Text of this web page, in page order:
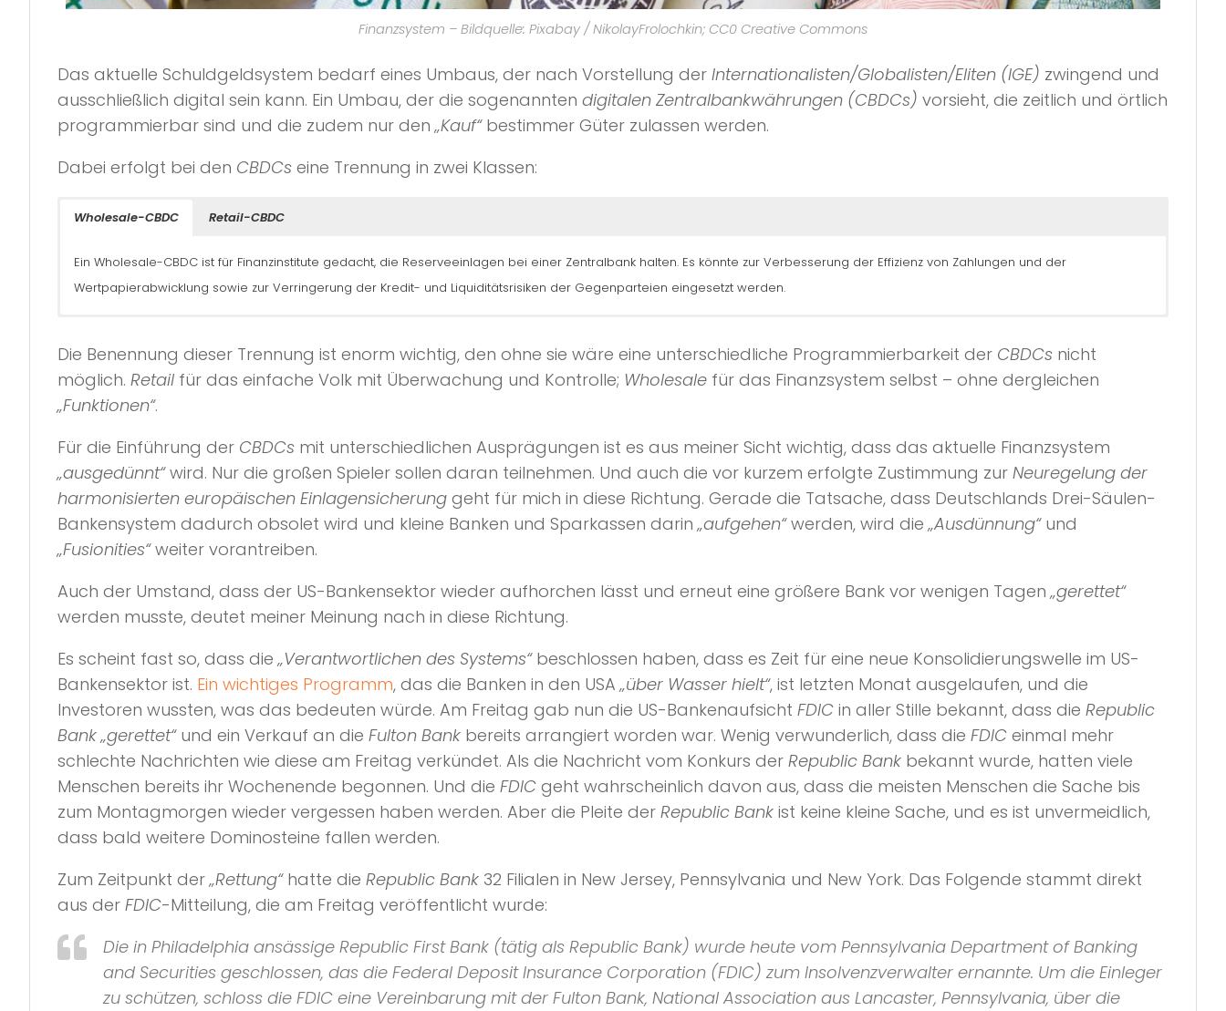
Finanzsystem – Bildquelle: Pixabay / NikolayFrolochkin; CC0 Creative Commons
Das aktuelle Schuldgeldsystem bedarf eines Umbaus, der nach Vorstellung der Internationalisten/Globalisten/Eliten (IGE) zwingend und
ausschließlich digital sein kann. Ein Umbau, der die sogenannten digitalen Zentralbankwährungen (CBDCs) vorsieht, die zeitlich und örtlich
programmierbar sind und die zudem nur den„Kauf“bestimmer Güter zulassen werden.
Dabei erfolgt bei den CBDCs eine Trennung in zwei Klassen:
Wholesale-CBDC Retail-CBDC
Ein Wholesale-CBDC ist für Finanzinstitute gedacht, die Reserveeinlagen bei einer Zentralbank halten. Es könnte zur Verbesserung der Effizienz von Zahlungen und der
Wertpapierabwicklung sowie zur Verringerung der Kredit- und Liquiditätsrisiken der Gegenparteien eingesetzt werden.
um die Uhr und an 365 Tagen im Jahr sowie die Möglichkeit einer Zinsanwendung.
Die Benennung dieser Trennung ist enorm wichtig, den ohne sie wäre eine unterschiedliche Programmierbarkeit der CBDCs nicht
möglich. Retail für das einfache Volk mit Überwachung und Kontrolle; Wholesale für das Finanzsystem selbst – ohne dergleichen
„Funktionen“.
Für die Einführung der CBDCs mit unterschiedlichen Ausprägungen ist es aus meiner Sicht wichtig, dass das aktuelle Finanzsystem
„ausgedünnt“wird. Nur die großen Spieler sollen daran teilnehmen. Und auch die vor kurzem erfolgte Zustimmung zur Neuregelung der
harmonisierten europäischen Einlagensicherung geht für mich in diese Richtung. Gerade die Tatsache, dass Deutschlands Drei-Säulen-
Bankensystem dadurch obsolet wird und kleine Banken und Sparkassen darin„aufgehen“werden, wird die„Ausdünnung“und
„Fusionities“weiter vorantreiben.
Auch der Umstand, dass der US-Bankensektor wieder aufhorchen lässt und erneut eine größere Bank vor wenigen Tagen„gerettet“
werden musste, deutet meiner Meinung nach in diese Richtung.
Es scheint fast so, dass die „Verantwortlichen des Systems“beschlossen haben, dass es Zeit für eine neue Konsolidierungswelle im US-
Bankensektor ist. Ein wichtiges Programm, das die Banken in den USA„über Wasser hielt“, ist letzten Monat ausgelaufen, und die
Investoren wussten, was das bedeuten würde. Am Freitag gab nun die US-Bankenaufsicht FDIC in aller Stille bekannt, dass die Republic
Bank „gerettet“und ein Verkauf an die Fulton Bank bereits arrangiert worden war. Wenig verwunderlich, dass die FDIC einmal mehr
schlechte Nachrichten wie diese am Freitag verkündet. Als die Nachricht vom Konkurs der Republic Bank bekannt wurde, hatten viele
Menschen bereits ihr Wochenende begonnen. Und die FDIC geht wahrscheinlich davon aus, dass die meisten Menschen die Sache bis
zum Montagmorgen wieder vergessen haben werden. Aber die Pleite der Republic Bank ist keine kleine Sache, und es ist unvermeidlich,
dass bald weitere Dominosteine fallen werden.
Zum Zeitpunkt der„Rettung“hatte die Republic Bank 32 Filialen in New Jersey, Pennsylvania und New York. Das Folgende stammt direkt
aus der FDIC-Mitteilung, die am Freitag veröffentlicht wurde:
Die in Philadelphia ansässige Republic First Bank (tätig als Republic Bank) wurde heute vom Pennsylvania Department of Banking
and Securities geschlossen, das die Federal Deposit Insurance Corporation (FDIC) zum Insolvenzverwalter ernannte. Um die Einleger
zu schützen, schloss die FDIC eine Vereinbarung mit der Fulton Bank, National Association aus Lancaster, Pennsylvania, über die